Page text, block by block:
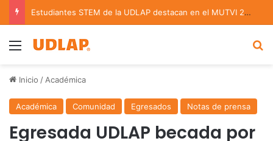
Estudiantes STEM de la UDLAP destacan en el MUTVI 2026
Menu
Inicio / Académica
Académica Comunidad Egresados Notas de prensa
Egresada UDLAP becada por